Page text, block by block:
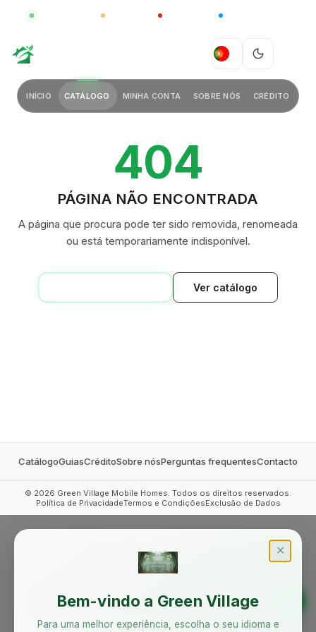
CHINA
PT
INÍCIO CATÁLOGO MINHA CONTA SOBRE NÓS CRÉDITO
404
PÁGINA NÃO ENCONTRADA
A página que procura pode ter sido removida, renomeada
ou está temporariamente indisponível.
Ver catálogo
CatálogoGuiasCréditoSobre nósPerguntas frequentesContacto
© 2026 Green Village Mobile Homes. Todos os direitos reservados.
Política de PrivacidadeTermos e CondiçõesExclusão de Dados
✕
Bem-vindo a Green Village
Para uma melhor experiência, escolha o seu idioma e